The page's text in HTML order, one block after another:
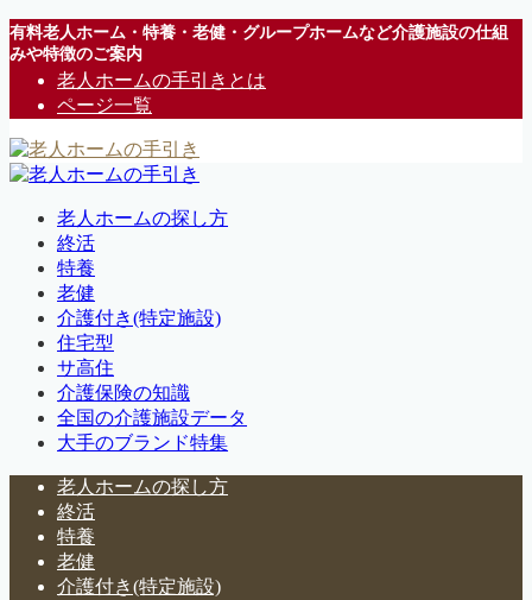
有料老人ホーム・特養・老健・グループホームなど介護施設の仕組
みや特徴のご案内
老人ホームの手引きとは
ページ一覧
老人ホームの探し方
終活
特養
老健
介護付き(特定施設)
住宅型
サ高住
介護保険の知識
全国の介護施設データ
大手のブランド特集
老人ホームの探し方
終活
特養
老健
介護付き(特定施設)